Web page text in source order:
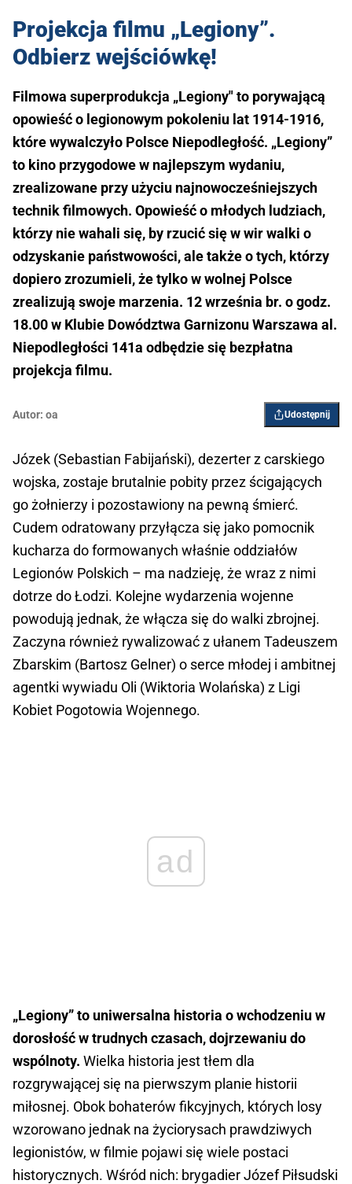
Projekcja filmu „Legiony”.
Odbierz wejściówkę!
Filmowa superprodukcja „Legiony" to porywającą
opowieść o legionowym pokoleniu lat 1914-1916,
które wywalczyło Polsce Niepodległość. „Legiony”
to kino przygodowe w najlepszym wydaniu,
zrealizowane przy użyciu najnowocześniejszych
technik filmowych. Opowieść o młodych ludziach,
którzy nie wahali się, by rzucić się w wir walki o
odzyskanie państwowości, ale także o tych, którzy
dopiero zrozumieli, że tylko w wolnej Polsce
zrealizują swoje marzenia. 12 września br. o godz.
18.00 w Klubie Dowództwa Garnizonu Warszawa al.
Niepodległości 141a odbędzie się bezpłatna
projekcja filmu.
Autor: oa Udostępnij
Józek (Sebastian Fabijański), dezerter z carskiego
wojska, zostaje brutalnie pobity przez ścigających
go żołnierzy i pozostawiony na pewną śmierć.
Cudem odratowany przyłącza się jako pomocnik
kucharza do formowanych właśnie oddziałów
Legionów Polskich – ma nadzieję, że wraz z nimi
dotrze do Łodzi. Kolejne wydarzenia wojenne
powodują jednak, że włącza się do walki zbrojnej.
Zaczyna również rywalizować z ułanem Tadeuszem
Zbarskim (Bartosz Gelner) o serce młodej i ambitnej
agentki wywiadu Oli (Wiktoria Wolańska) z Ligi
Kobiet Pogotowia Wojennego.
ad
„Legiony” to uniwersalna historia o wchodzeniu w
dorosłość w trudnych czasach, dojrzewaniu do
wspólnoty. Wielka historia jest tłem dla
rozgrywającej się na pierwszym planie historii
miłosnej. Obok bohaterów fikcyjnych, których losy
wzorowano jednak na życiorysach prawdziwych
legionistów, w filmie pojawi się wiele postaci
historycznych. Wśród nich: brygadier Józef Piłsudski